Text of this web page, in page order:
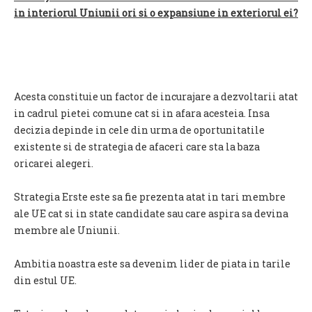
in interiorul Uniunii ori si o expansiune in exteriorul ei?
Acestaconstituie un factor de incurajare a dezvoltarii atat
in cadrul pietei comune cat si in afara acesteia. Insa
decizia depinde in cele din urma de oportunitatile
existente si de strategia de afaceri care sta la baza
oricarei alegeri.
Strategia Erste este sa fie prezenta atat in tari membre
ale UE cat si in state candidate sau care aspira sa devina
membre ale Uniunii.
Ambitia noastra este sa devenim lider de piata in tarile
din estul UE.